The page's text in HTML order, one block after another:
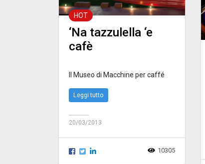
HOT
‘Na tazzulella ‘e
cafè
Il Museo di Macchine per caffé
Leggi tutto
20/03/2013
10305